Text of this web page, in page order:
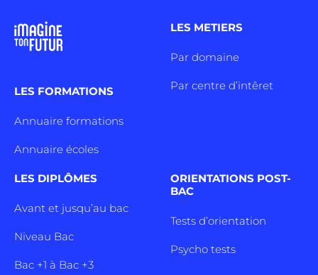
LES FORMATIONS
Annuaire formations
Annuaire écoles
LES METIERS
Par domaine
Par centre d’intêret
LES DIPLÔMES
Avant et jusqu’au bac
Niveau Bac
Bac +1 à Bac +3
ORIENTATIONS POST-
BAC
Tests d’orientation
Psycho tests